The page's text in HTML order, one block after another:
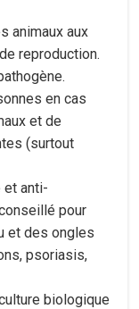
animaux aux
reproduction.
en cas
et de
(surtout
et anti-
pour
et des ongles
psoriasis,
biologique